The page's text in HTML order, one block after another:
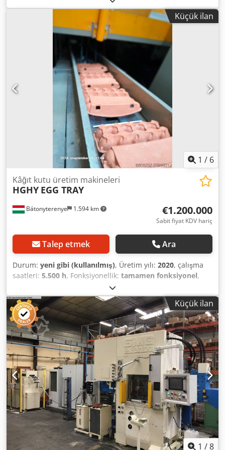
Punta yüksekliği: 400 mm Punta aralığı: 4000 mm Mil
devirleri: 9 - 1140 devir/dakika Mil geçiş çapı: 96 mm
Makine ağırlığı yaklaşık: 8,5 ton Makine ölçüleri (U x G x Y):
7,0 x 1,70 x 1,70 m - köprülü - Aksesuarlar: FORKARDT 400
mmø 3 ayaklı aynası, 500 mmø 4 ayaklı aynası, 800 mmø
alın tablası, X ve Z ekseninde dijital gösterge ACU-RITE,
Çoklu bıçak kafası MULTIFIX ve çeşitli ekler, 2 sabit lünette,
1 orta lünette, orta punta, soğutma sistemi
Küçük ilan
1 / 6
Bátonyterenye 1.594 km
Kâğıt kutu üretim makineleri
HGHY EGG TRAY
€1.200.000
Sabit fiyat KDV hariç
Talep etmek Ara
Durum: yeni gibi (kullanılmış), Üretim yılı: 2020, çalışma
saatleri: 5.500 h, Fonksiyonellik: tamamen fonksiyonel,
XZHGB50-12050
dokümantasyon / kılavuz, PLEASE ONLY SERIOUS
INQUIRIES REGARDING THE INSPECTION OF THE
PRODUCTION LINE! Codpeya Eh Eefx Akwjha WE DO NOT
PLAN TO DISMANTLE IT IN JANUARY, AND THE
ADVERTISEMENT COULD NOT BE EXTENDED. A completely
unique production line is offered for sale in Hungary. 1.
The line manufactures 10-unit egg trays, operating in
either continuous or batch mode. From raw material
preparation to delivery, we offer a turnkey solution for
purchase. 2. The egg tray production line is located in
Bátonyterenye, where the industrial area provides full
infrastructure for manufacturing requirements. 3. The
entire production volume is currently sold on the domestic
market. The complete egg tray production line consists of
several units: - Raw material preparation system:
Küçük ilan
1 /8